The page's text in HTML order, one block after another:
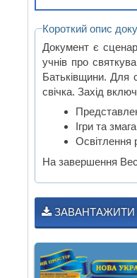
Короткий опис
Документ є
учнів про
Батьківщини. Для
свічка. Захід
Ігри та
Освітлення
На завершення
ЗАВАНТАЖИТИ